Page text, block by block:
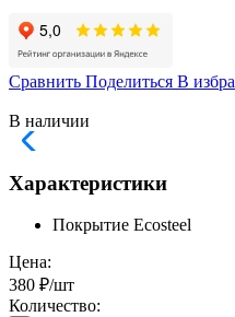
Сравнить Поделиться В
В наличии
Характеристики
Покрытие Ecosteel
Цена:
380 ₽/шт
Количество: